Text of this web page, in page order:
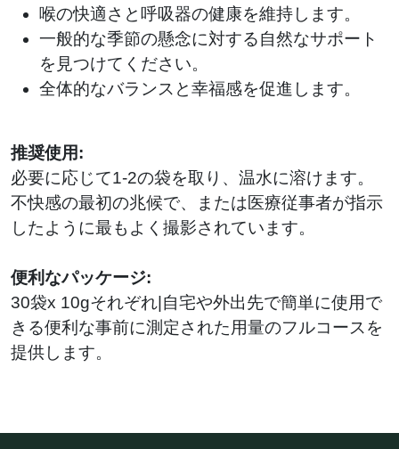
喉の快適さと呼吸器の健康を維持します。
一般的な季節の懸念に対する自然なサポート
を見つけてください。
全体的なバランスと幸福感を促進します。
推奨使用:
必要に応じて1-2の袋を取り、温水に溶けます。
不快感の最初の兆候で、または医療従事者が指示
したように最もよく撮影されています。
便利なパッケージ:
30袋x 10gそれぞれ|自宅や外出先で簡単に使用で
きる便利な事前に測定された用量のフルコースを
提供します。